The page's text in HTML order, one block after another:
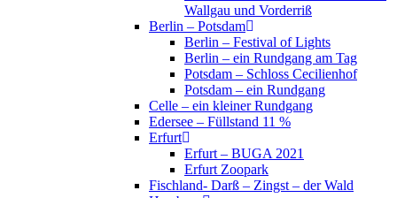
Wallgau und Vorderriß
Berlin – Potsdam
Berlin – Festival of Lights
Berlin – ein Rundgang am Tag
Potsdam – Schloss Cecilienhof
Potsdam – ein Rundgang
Celle – ein kleiner Rundgang
Edersee – Füllstand 11 %
Erfurt
Erfurt – BUGA 2021
Erfurt Zoopark
Fischland- Darß – Zingst – der Wald